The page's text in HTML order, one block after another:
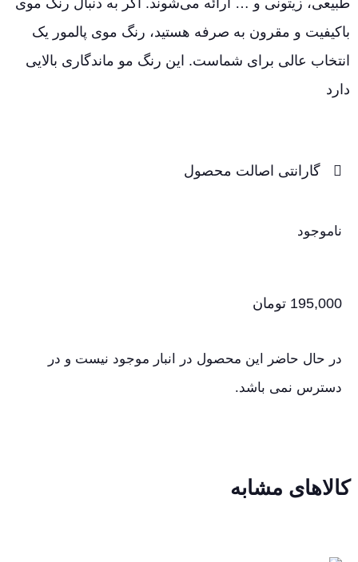
باکیفیت و مقرون به صرفه هستید، رنگ موی پالمور یک
انتخاب عالی برای شماست. این رنگ مو ماندگاری بالایی
دارد
گارانتی اصالت محصول
ناموجود
195,000 تومان
در حال حاضر این محصول در انبار موجود نیست و در
دسترس نمی باشد.
کالاهای مشابه